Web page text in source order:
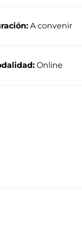
A convenir
Online